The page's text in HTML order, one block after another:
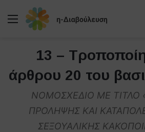
Μενού
13 –
άρθρου 20 του
ΝΟΜΟΣΧΕΔΙΟ ΜΕ ΤΙΤΛΟ
ΠΡΟΛΗΨΗΣ ΚΑΙ
ΣΕΞΟΥΑΛΙΚΗΣ